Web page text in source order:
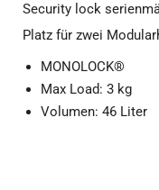
Security lock
Platz für zwei
MONOLOCK®
Max Load: 3 kg
Volumen: 46 Liter